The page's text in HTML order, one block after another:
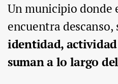
Un municipio donde
encuentra
identidad,
suman a lo largo